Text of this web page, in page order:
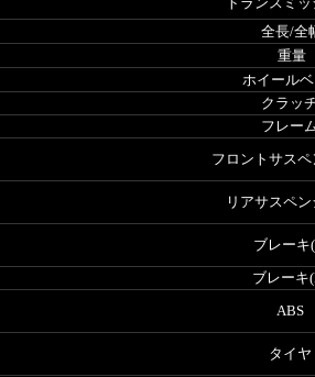
全長/全
重量
ホイール
クラッ
フレー
フロントサス
リアサスペ
ブレーキ
ブレーキ
ABS
タイヤ